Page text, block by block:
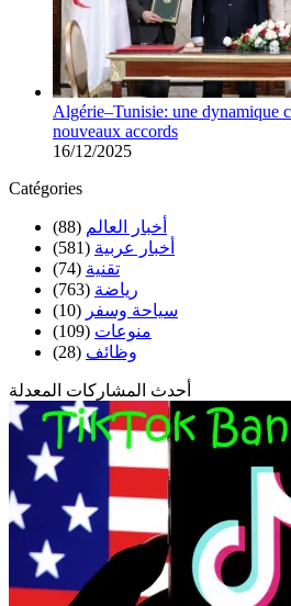
Algérie–Tunisie: une dynamique
nouveaux accords
16/12/2025
Catégories
أخبار العالم (88)
أخبار عربية (581)
تقنية (74)
رياضة (763)
سياحة وسفر (10)
منوعات (109)
وظائف (28)
أحدث المشاركات المعدلة